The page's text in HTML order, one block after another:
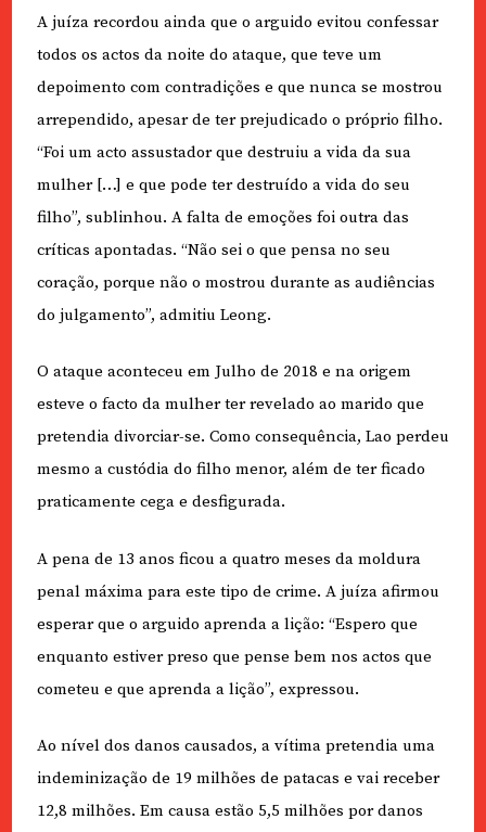
A juíza recordou ainda que o arguido evitou confessar
todos os actos da noite do ataque, que teve um
depoimento com contradições e que nunca se mostrou
arrependido, apesar de ter prejudicado o próprio filho.
“Foi um acto assustador que destruiu a vida da sua
mulher […] e que pode ter destruído a vida do seu
filho”, sublinhou. A falta de emoções foi outra das
críticas apontadas. “Não sei o que pensa no seu
coração, porque não o mostrou durante as audiências
do julgamento”, admitiu Leong.
O ataque aconteceu em Julho de 2018 e na origem
esteve o facto da mulher ter revelado ao marido que
pretendia divorciar-se. Como consequência, Lao perdeu
mesmo a custódia do filho menor, além de ter ficado
praticamente cega e desfigurada.
A pena de 13 anos ficou a quatro meses da moldura
penal máxima para este tipo de crime. A juíza afirmou
esperar que o arguido aprenda a lição: “Espero que
enquanto estiver preso que pense bem nos actos que
cometeu e que aprenda a lição”, expressou.
Ao nível dos danos causados, a vítima pretendia uma
indeminização de 19 milhões de patacas e vai receber
12,8 milhões. Em causa estão 5,5 milhões por danos